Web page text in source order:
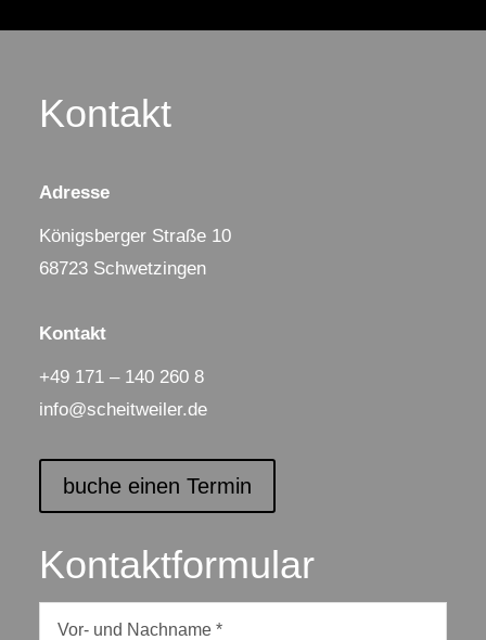
Kontakt
Adresse
Königsberger Straße 10
68723 Schwetzingen
Kontakt
+49 171 – 140 260 8
info@scheitweiler.de
buche einen Termin
Kontaktformular